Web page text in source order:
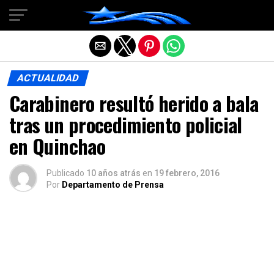
ACTUALIDAD
Carabinero resultó herido a bala
tras un procedimiento policial
en Quinchao
Publicado 10 años atrás en 19 febrero, 2016
Por Departamento de Prensa
Salir de la versión móvil